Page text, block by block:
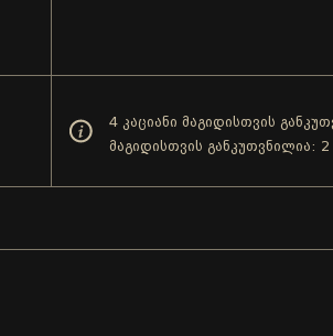
4 კაციანი მაგიდისთვის
მაგიდისთვის